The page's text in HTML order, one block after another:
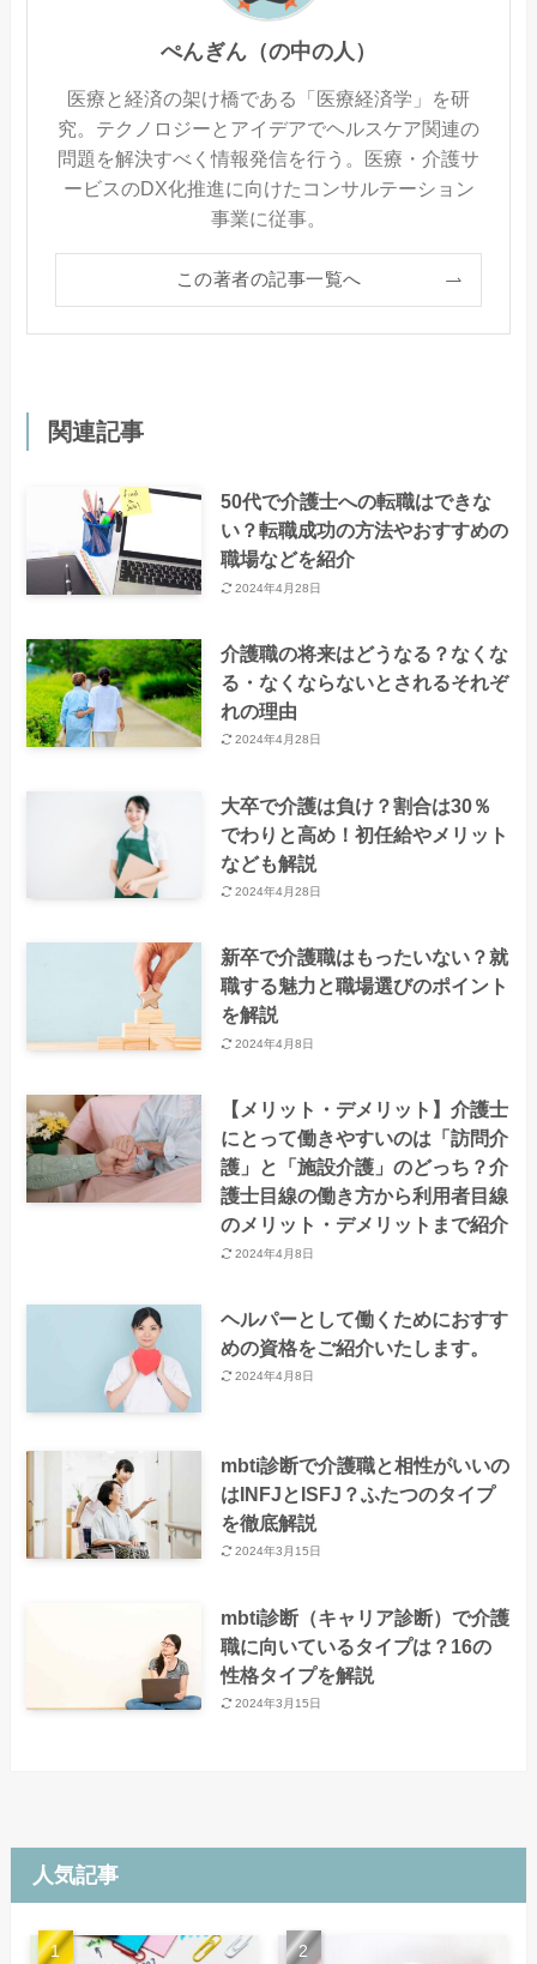
ぺんぎん（の中の人）
医療と経済の架け橋である「医療経済学」を研
究。テクノロジーとアイデアでヘルスケア関連の
問題を解決すべく情報発信を行う。医療・介護サ
ービスのDX化推進に向けたコンサルテーション
事業に従事。
この著者の記事一覧へ
関連記事
50代で介護士への転職はできな
い？転職成功の方法やおすすめの
職場などを紹介
2024年4月28日
介護職の将来はどうなる？なくな
る・なくならないとされるそれぞ
れの理由
2024年4月28日
大卒で介護は負け？割合は30％
でわりと高め！初任給やメリット
なども解説
2024年4月28日
新卒で介護職はもったいない？就
職する魅力と職場選びのポイント
を解説
2024年4月8日
【メリット・デメリット】介護士
にとって働きやすいのは「訪問介
護」と「施設介護」のどっち？介
護士目線の働き方から利用者目線
のメリット・デメリットまで紹介
2024年4月8日
ヘルパーとして働くためにおすす
めの資格をご紹介いたします。
2024年4月8日
mbti診断で介護職と相性がいいの
はINFJとISFJ？ふたつのタイプ
を徹底解説
2024年3月15日
mbti診断（キャリア診断）で介護
職に向いているタイプは？16の
性格タイプを解説
2024年3月15日
人気記事